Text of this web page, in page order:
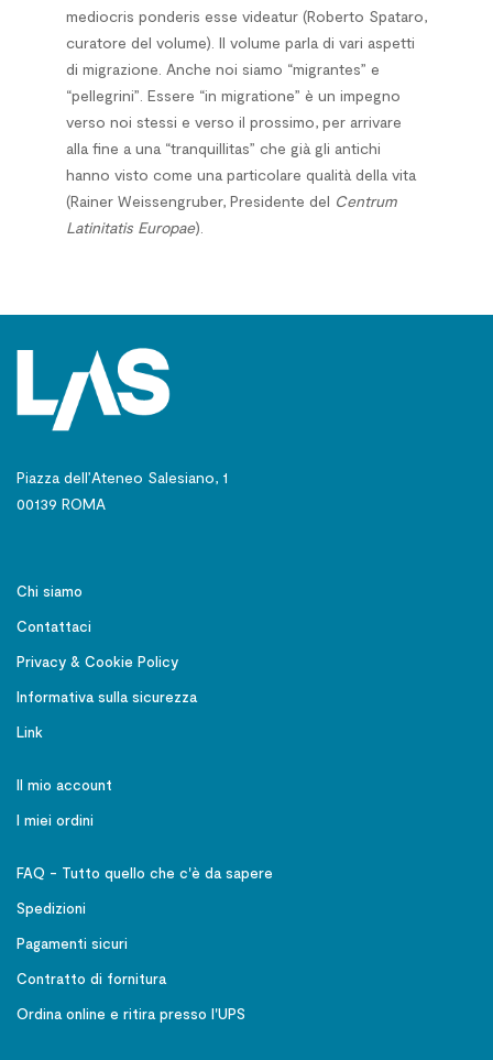
mediocris ponderis esse videatur (Roberto Spataro,
curatore del volume). Il volume parla di vari aspetti
di migrazione. Anche noi siamo “migrantes” e
“pellegrini”. Essere “in migratione” è un impegno
verso noi stessi e verso il prossimo, per arrivare
alla fine a una “tranquillitas” che già gli antichi
hanno visto come una particolare qualità della vita
(Rainer Weissengruber, Presidente del Centrum
Latinitatis Europae).
Piazza dell’Ateneo Salesiano, 1
00139 ROMA
Chi siamo
Contattaci
Privacy & Cookie Policy
Informativa sulla sicurezza
Link
Il mio account
I miei ordini
FAQ - Tutto quello che c'è da sapere
Spedizioni
Pagamenti sicuri
Contratto di fornitura
Ordina online e ritira presso l'UPS